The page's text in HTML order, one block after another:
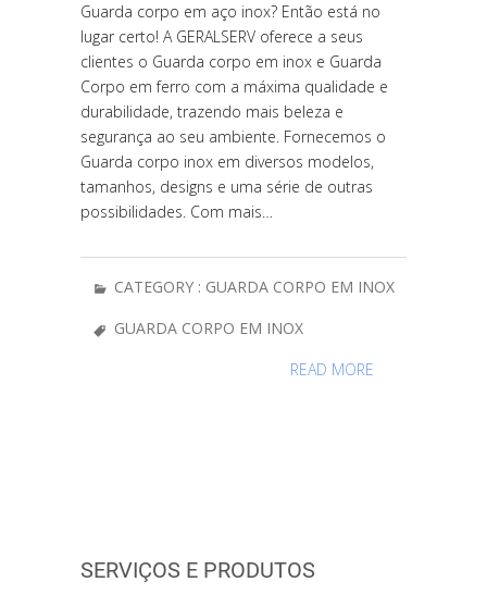
Guarda corpo em aço inox? Então está no
lugar certo! A GERALSERV oferece a seus
clientes o Guarda corpo em inox e Guarda
Corpo em ferro com a máxima qualidade e
durabilidade, trazendo mais beleza e
segurança ao seu ambiente. Fornecemos o
Guarda corpo inox em diversos modelos,
tamanhos, designs e uma série de outras
possibilidades. Com mais…
CATEGORY : GUARDA CORPO EM INOX
GUARDA CORPO EM INOX
READ MORE
SERVIÇOS E PRODUTOS